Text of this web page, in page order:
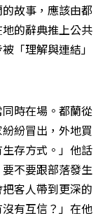
故事，應該由都
的辭典推上公共
「理解與連結」
時在場。都蘭從
紛冒出，外地買
存方式。」他話
不要跟部落發生
客人帶到更深的
有互信？」在他